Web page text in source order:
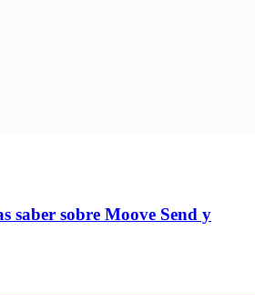
saber sobre Moove Send y